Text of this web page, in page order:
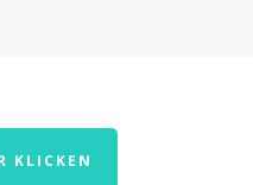
KLICKEN